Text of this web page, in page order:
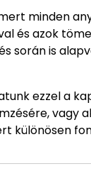
minden
és azok
során is
ezzel a
vagy
különösen